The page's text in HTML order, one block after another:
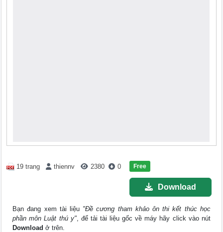
19 trang thiennv 2380 0 Free
Download
Bạn đang xem tài liệu "Đề cương tham khảo ôn thi kết thúc học
phần môn Luật thú y", để tải tài liệu gốc về máy hãy click vào nút
Download ở trên.